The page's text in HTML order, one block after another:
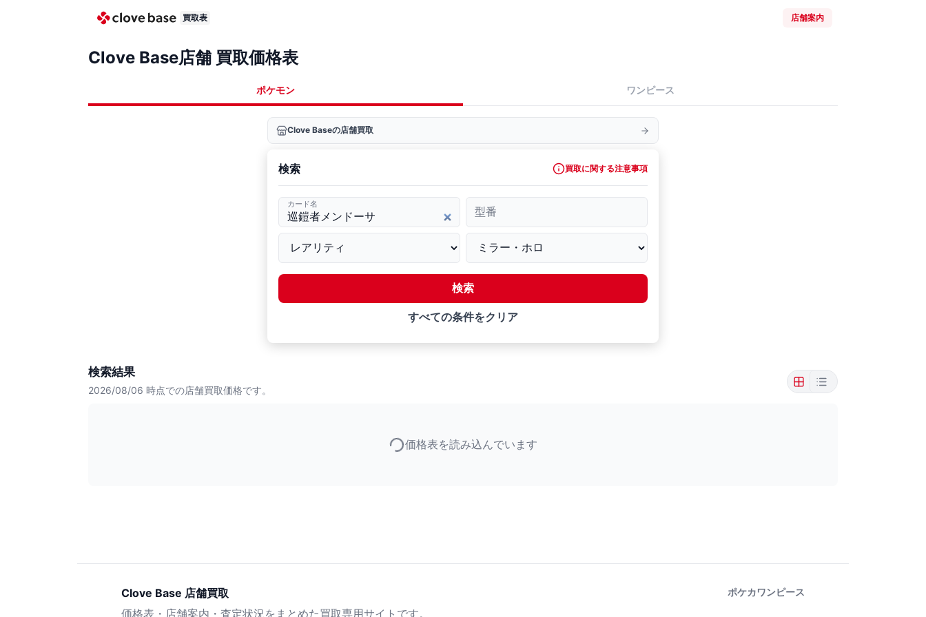
買取表 店舗案内
Clove Base店舗 買取価格表
ポケモン ワンピース
Clove Baseの店舗買取
検索 買取に関する注意事項
カード名
型番
検索
すべての条件をクリア
検索結果
2026/08/06 時点での店舗買取価格です。
価格表を読み込んでいます
Clove Base 店舗買取
価格表・店舗案内・査定状況をまとめた買取専用サイトです。
ポケカワンピース